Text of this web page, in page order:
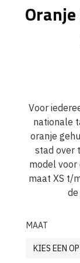
Voor
nationale
oranje
stad over
model voor
maat XS t/
MAAT